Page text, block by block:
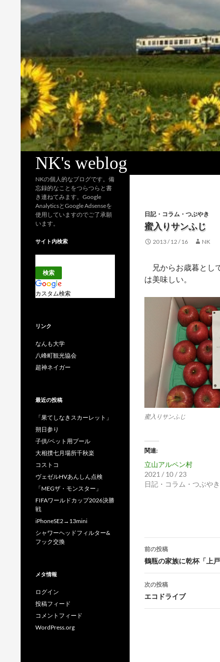
NK's weblog
日記・コラム・つぶやき
蜜入りサンふじ
2013 / 12 / 16 NK
兄からお歳暮とし
は美味しい。
蜜入りサンふじ
関連
立山アルペン村
2021 / 10 / 23
日記・コラム・つぶやき
投
稿
ナ
ビ
ゲ
前の投稿
鶴瓶の家族に乾杯「上
次の投稿
エコドライブ
NKの個人的なブログです。備
忘録的なことをつらつらと書
き連ねてみます。Google
AnalyticsとGoogle Adsenseを
使用していますのでご了承願
います。
サイト内検索
カスタム検索
リンク
なんも大学
八峰町観光協会
超神ネイガー
最近の投稿
「果てしなきスカーレット」
朔日参り
子供/ペット用プール
大相撲七月場所千秋楽
コストコ
ヴェゼルHVあんしん点検
「MEGザ・モンスター」
FIFAワールドカップ2026決勝
戦
iPhoneSE2→13mini
シャワーヘッドフィルター&
フック交換
メタ情報
ログイン
投稿フィード
コメントフィード
WordPress.org